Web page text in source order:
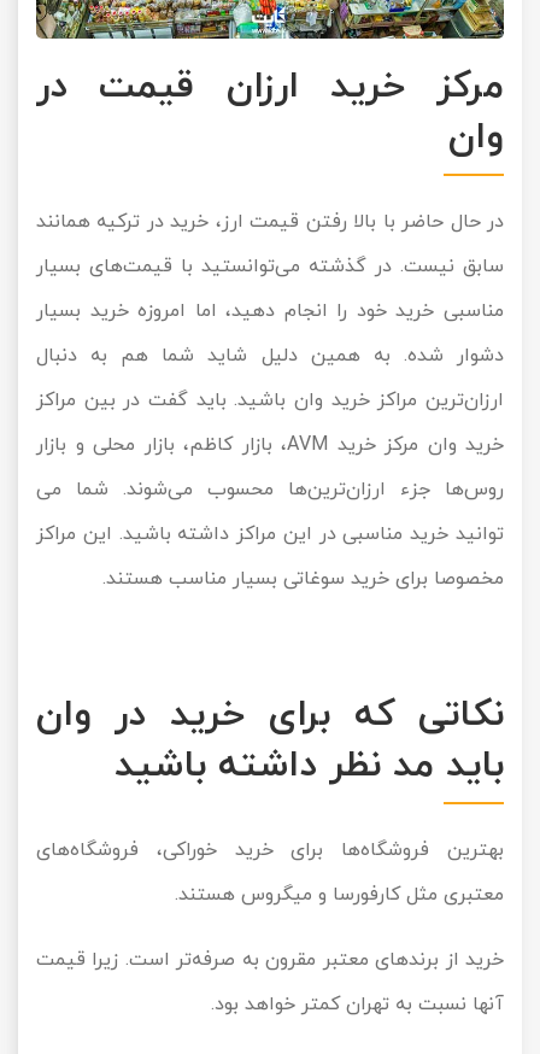
مرکز خرید ارزان قیمت در
وان
در حال حاضر با بالا رفتن قیمت ارز، خرید در ترکیه همانند
سابق نیست. در گذشته می‌توانستید با قیمت‌های بسیار
مناسبی خرید خود را انجام دهید، اما امروزه خرید بسیار
دشوار شده. به همین دلیل شاید شما هم به دنبال
ارزان‌ترین مراکز خرید وان باشید. باید گفت در بین مراکز
خرید وان مرکز خرید AVM، بازار کاظم، بازار محلی و بازار
روس‌ها جزء ارزان‌ترین‌ها محسوب می‌شوند. شما می
توانید خرید مناسبی در این مراکز داشته باشید. این مراکز
مخصوصا برای خرید سوغاتی بسیار مناسب هستند.
نکاتی که برای خرید در وان
باید مد نظر داشته باشید
بهترین فروشگاه‌ها برای خرید خوراکی، فروشگاه‌های
معتبری مثل کارفورسا و میگروس هستند.
خرید از برند‌های معتبر مقرون به صرفه‌تر است. زیرا قیمت
آنها نسبت به تهران کمتر خواهد بود.